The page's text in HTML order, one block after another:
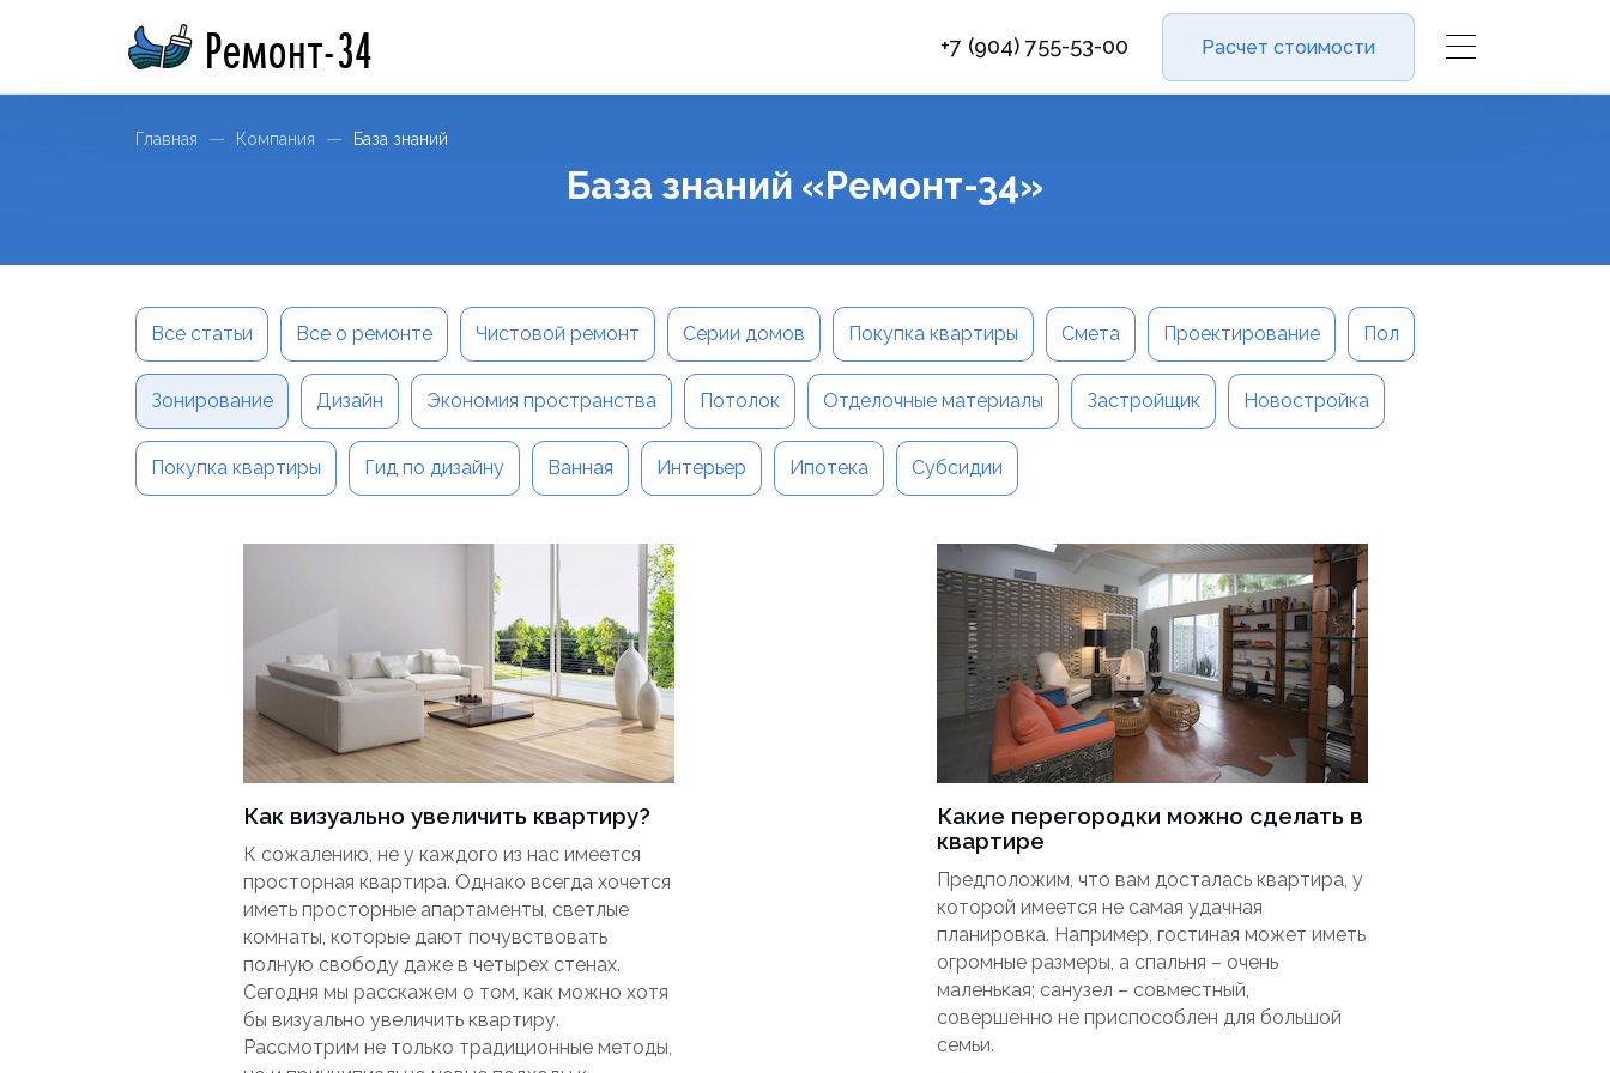
Ремонт-34 +7 (904) 755-53-00 Расчет стоимости
Главная Компания База знаний
База знаний «Ремонт-34»
Все статьи Все о ремонте Чистовой ремонт Серии домов Покупка квартиры Смета Проектирование Пол
Зонирование Дизайн Экономия пространства Потолок Отделочные материалы Застройщик Новостройка
Покупка квартиры Гид по дизайну Ванная Интерьер Ипотека Субсидии
Как визуально увеличить квартиру?
К сожалению, не у каждого из нас имеется
просторная квартира. Однако всегда хочется
иметь просторные апартаменты, светлые
комнаты, которые дают почувствовать
полную свободу даже в четырех стенах.
Сегодня мы расскажем о том, как можно хотя
бы визуально увеличить квартиру.
Рассмотрим не только традиционные методы,
Какие перегородки можно сделать в
квартире
Предположим, что вам досталась квартира, у
которой имеется не самая удачная
планировка. Например, гостиная может иметь
огромные размеры, а спальня – очень
маленькая; санузел – совместный,
совершенно не приспособлен для большой
семьи.